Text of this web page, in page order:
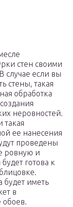
стен своими
случае если вы
стены, такая
обработка
неровностей.
ее нанесения
проведены
ровную и
готова к
будет иметь
в
обоев.